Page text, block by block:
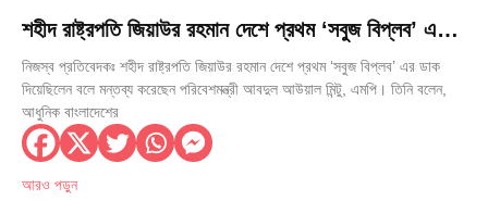
শহীদ রাষ্ট্রপতি জিয়াউর রহমান দেশে প্রথম ‘সবুজ বিপ্লব’ এর
ডাক দিয়েছিলেন— পরিবেশমন্ত্রী আবদুল আউয়াল মিন্টু
নিজস্ব প্রতিবেদকঃ শহীদ রাষ্ট্রপতি জিয়াউর রহমান দেশে প্রথম ‘সবুজ বিপ্লব’ এর ডাক
দিয়েছিলেন বলে মন্তব্য করেছেন পরিবেশমন্ত্রী আবদুল আউয়াল মিন্টু, এমপি। তিনি বলেন,
আধুনিক বাংলাদেশের
আরও পড়ুন